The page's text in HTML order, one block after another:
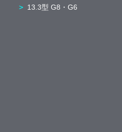
13.3型 G8・G6